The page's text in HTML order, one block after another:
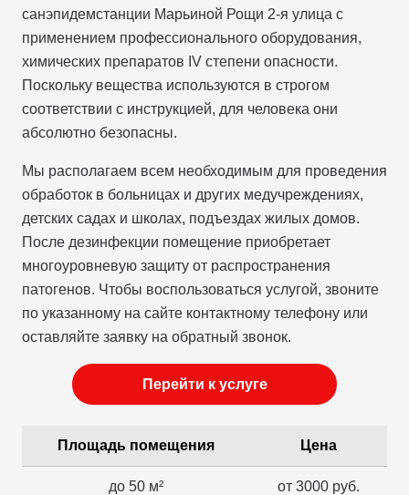
санэпидемстанции Марьиной Рощи 2-я улица с
применением профессионального оборудования,
химических препаратов IV степени опасности.
Поскольку вещества используются в строгом
соответствии с инструкцией, для человека они
абсолютно безопасны.
Мы располагаем всем необходимым для проведения
обработок в больницах и других медучреждениях,
детских садах и школах, подъездах жилых домов.
После дезинфекции помещение приобретает
многоуровневую защиту от распространения
патогенов. Чтобы воспользоваться услугой, звоните
по указанному на сайте контактному телефону или
оставляйте заявку на обратный звонок.
Перейти к услуге
Площадь помещения Цена
до 50 м² от 3000 руб.